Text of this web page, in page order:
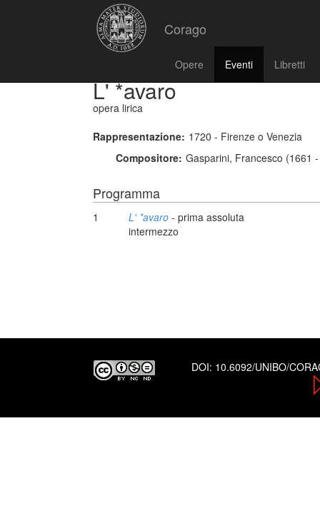
Corago
Opere Eventi Libretti
L' *avaro
opera lirica
Rappresentazione: 1720 - Firenze o Venezia
Compositore: Gasparini, Francesco (1661
Programma
1 L' *avaro - prima assoluta
intermezzo
DOI: 10.6092/UNIBO/